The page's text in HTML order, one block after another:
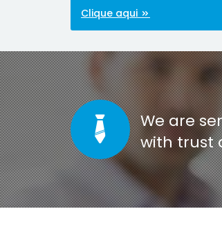
Clique aqui
We are
with trust